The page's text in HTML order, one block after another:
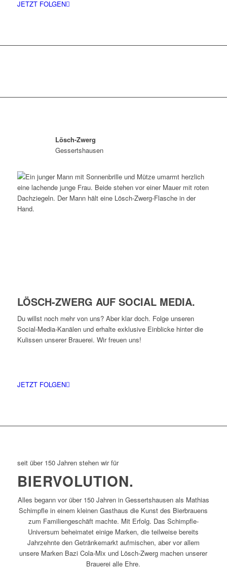
JETZT FOLGEN
Lösch-Zwerg
Gessertshausen
LÖSCH-ZWERG AUF SOCIAL MEDIA.
Du willst noch mehr von uns? Aber klar doch. Folge unseren
Social-Media-Kanälen und erhalte exklusive Einblicke hinter die
Kulissen unserer Brauerei. Wir freuen uns!
JETZT FOLGEN
seit über 150 Jahren stehen wir für
BIERVOLUTION.
Alles begann vor über 150 Jahren in Gessertshausen als Mathias
Schimpfle in einem kleinen Gasthaus die Kunst des Bierbrauens
zum Familiengeschäft machte. Mit Erfolg. Das Schimpfle-
Universum beheimatet einige Marken, die teilweise bereits
Jahrzehnte den Getränkemarkt aufmischen, aber vor allem
unsere Marken Bazi Cola-Mix und Lösch-Zwerg machen unserer
Brauerei alle Ehre.